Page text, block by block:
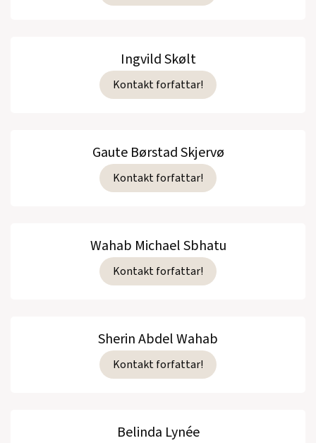
Ingvild Skølt
Kontakt forfattar!
Gaute Børstad Skjervø
Kontakt forfattar!
Wahab Michael Sbhatu
Kontakt forfattar!
Sherin Abdel Wahab
Kontakt forfattar!
Belinda Lynée